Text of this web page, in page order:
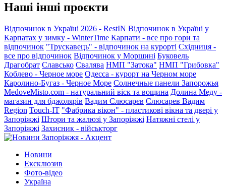
Наші інші проєкти
Відпочинок в Україні 2026 - RestIN Відпочинок в Україні у
Карпатах у зимку - WinterTime Карпати - все про гори та
відпочинок "Трускавець" - відпочинок на курорті Східниця -
все про відпочинок Відпочинок у Моршині Буковель
Драгобрат Славсько Свалява НМП "Затока" НМП "Грибовка"
Коблево - Черное море Одесса - курорт на Черном море
Каролино-Бугаз - Черное Море Солнечные панели Запорожья
MedoveMisto.com - натуральний віск та вощина Долина Меду -
магазин для бджолярів Вадим Слюсарєв Слюсарев Вадим
Region Touch-IT "Фабрика вікон" - пластикові вікна та двері у
Запоріжжі Штори та жалюзі у Запоріжжі Натяжні стелі у
Запоріжжі Захисник - військторг
Новини
Ексклюзив
Фото-відео
Україна